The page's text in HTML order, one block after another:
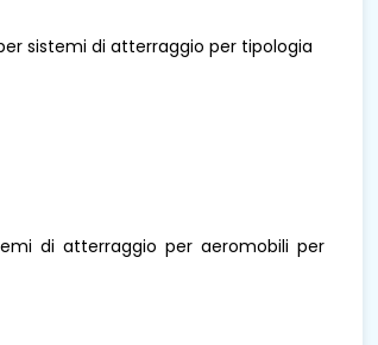
sistemi di atterraggio per tipologia
di atterraggio per aeromobili per